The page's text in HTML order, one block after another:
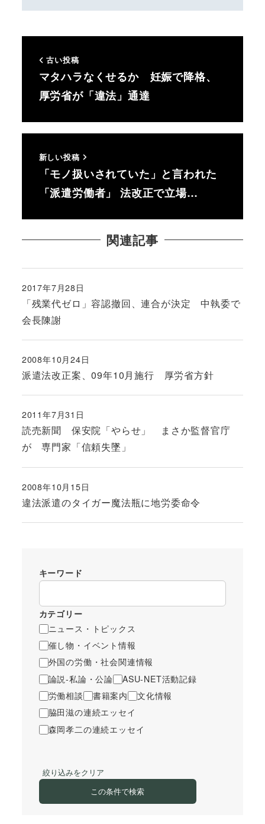
古い投稿
マタハラなくせるか 妊娠で降格、
厚労省が「違法」通達
新しい投稿
「モノ扱いされていた」と言われた
「派遣労働者」 法改正で立場…
関連記事
「残業代ゼロ」容認撤回、連合が決定 中執委で
会長陳謝
投稿日
2017年7月28日
派遣法改正案、09年10月施行 厚労省方針
投稿日
2008年10月24日
読売新聞 保安院「やらせ」 まさか監督官庁
が 専門家「信頼失墜」
投稿日
2011年7月31日
違法派遣のタイガー魔法瓶に地労委命令
投稿日
2008年10月15日
キーワード
カテゴリー
ニュース・トピックス
催し物・イベント情報
外国の労働・社会関連情報
論説-私論・公論
ASU-NET活動記録
労働相談
書籍案内
文化情報
脇田滋の連続エッセイ
森岡孝二の連続エッセイ
絞り込みをクリア
この条件で検索